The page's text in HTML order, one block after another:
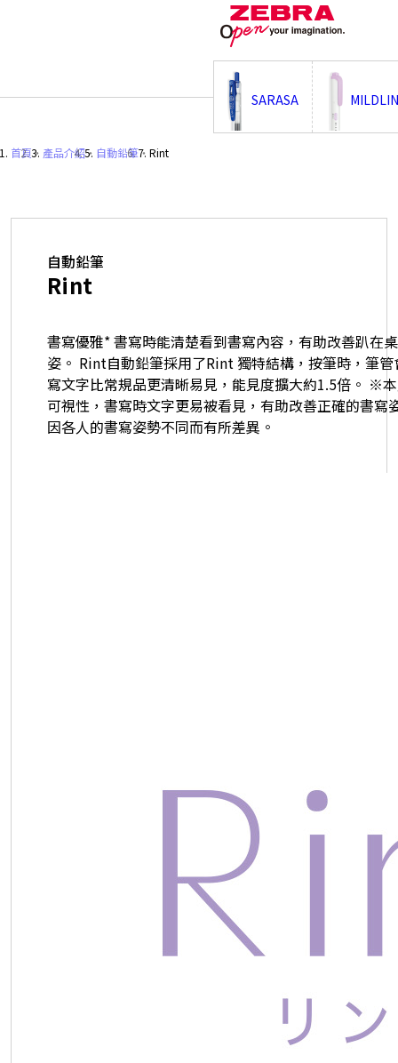
SARASA
首頁・ 產品介紹・ 自動鉛筆・ Rint
自動鉛筆
Rint
書寫優雅* 書寫時能清楚看到書寫內容，有助改善趴在
姿。 Rint自動鉛筆採用了Rint 獨特結構，按筆時，筆
寫文字比常規品更清晰易見，能見度擴大約1.5倍。 ※
可視性，書寫時文字更易被看見，有助改善正確的書寫
因各人的書寫姿勢不同而有所差異。